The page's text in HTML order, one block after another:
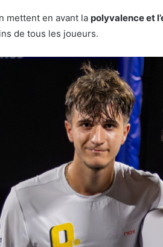
mettent en avant la polyvalence et
de tous les joueurs.